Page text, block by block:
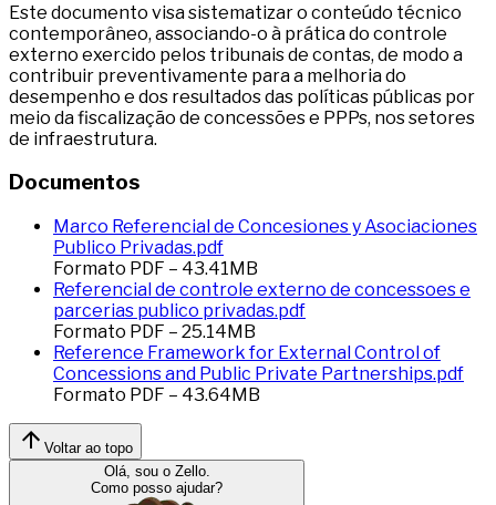
Este documento visa sistematizar o conteúdo técnico
contemporâneo, associando-o à prática do controle
externo exercido pelos tribunais de contas, de modo a
contribuir preventivamente para a melhoria do
desempenho e dos resultados das políticas públicas por
meio da fiscalização de concessões e PPPs, nos setores
de infraestrutura.
Documentos
Marco Referencial de Concesiones y Asociaciones
Publico Privadas.pdf
Formato PDF – 43.41MB
Referencial de controle externo de concessoes e
parcerias publico privadas.pdf
Formato PDF – 25.14MB
Reference Framework for External Control of
Concessions and Public Private Partnerships.pdf
Formato PDF – 43.64MB
Voltar ao topo
Olá, sou o Zello.
Como posso ajudar?